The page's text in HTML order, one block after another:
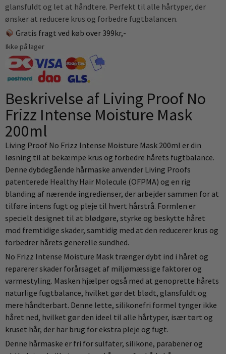
glansfuldt og let at håndtere. Perfekt til alle hårtyper, der
ønsker at reducere krus og forbedre fugtbalancen.
Gratis fragt ved køb over 399kr,-
Ikke på lager
Beskrivelse af Living Proof No
Frizz Intense Moisture Mask
200ml
Living Proof No Frizz Intense Moisture Mask 200ml er din
løsning til at bekæmpe krus og forbedre hårets fugtbalance.
Denne dybdegående hårmaske anvender Living Proofs
patenterede Healthy Hair Molecule (OFPMA) og en rig
blanding af nærende ingredienser, der arbejder sammen for at
tilføre intens fugt og pleje til hvert hårstrå. Formlen er
specielt designet til at blødgøre, styrke og beskytte håret
mod fremtidige skader, samtidig med at den reducerer krus og
forbedrer hårets generelle sundhed.
No Frizz Intense Moisture Mask trænger dybt ind i håret og
reparerer skader forårsaget af miljømæssige faktorer og
varmestyling. Masken hjælper også med at genoprette hårets
naturlige fugtbalance, hvilket gør det blødt, glansfuldt og
mere håndterbart. Denne lette, silikonefri formel tynger ikke
håret ned, hvilket gør den ideel til alle hårtyper, især tørt og
kruset hår, der har brug for ekstra pleje og fugt.
Denne hårmaske er fri for sulfater, silikone, parabener og